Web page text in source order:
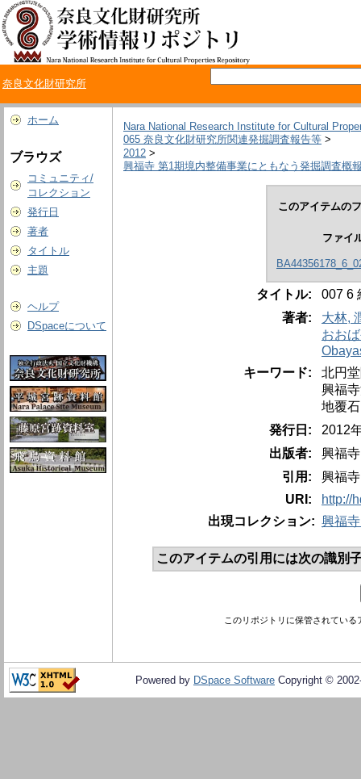
奈良文化財研究所
ホーム
ブラウズ
コミュニティ/
コレクション
発行日
著者
タイトル
主題
ヘルプ
DSpaceについて
Nara National Research Institute for Cultural
065 奈良文化財研究所関連発掘調査報告等 >
2012 >
興福寺 第1期境内整備事業にともなう発掘調査概
このアイテムの
ファイ
タイトル:
007 6
著者:
大林,
おお
キーワード:
北円
興福
地覆石
発行日:
2012
出版者:
興福寺
引用:
興福
URI:
http://
出現コレクション: 興福
このアイテムの引用には次の識別
このリポジトリに保管されてい
Powered by DSpace Software Copyright ©